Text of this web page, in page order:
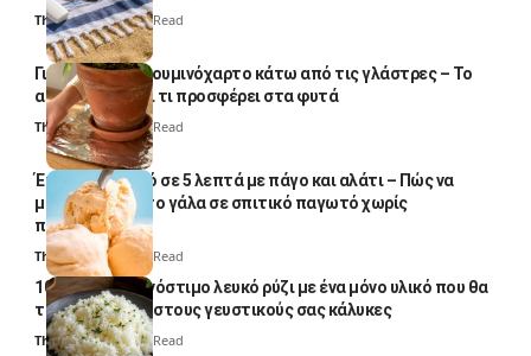
Thali Ombre5 Min Read
Γιατί βάζουν αλουμινόχαρτο κάτω από τις γλάστρες – Το
απλό κόλπο και τι προσφέρει στα φυτά
Thali Ombre4 Min Read
Έτοιμο παγωτό σε 5 λεπτά με πάγο και αλάτι – Πώς να
μετατρέψετε το γάλα σε σπιτικό παγωτό χωρίς
παγωτομηχανή
Thali Ombre 4 Min Read
10 φορές ποιο νόστιμο λευκό ρύζι με ένα μόνο υλικό που θα
το απογειώσει στους γευστικούς σας κάλυκες
Thali Ombre4 Min Read